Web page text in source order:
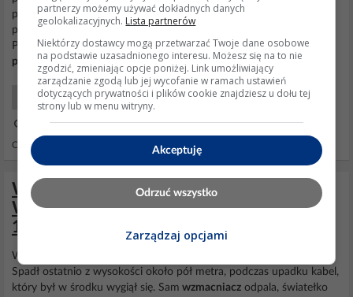
połozeniach przełączinka trójpozycyjnego... są może dwa trzy
pozycje, na których efekt nie
Pieca, Gitary, Zasilacza... co mogę zrobic aby "wyłaczyć" to
piszczenie... prosze o pomoc w załacznikach jest...
Projektowanie Układów
26 Lut 2007 14:51
Odpowiedzi: 3 Wyświetleń: 1873
Wzmacniacz gitarowy nie działa -
Wzmacniacz gitarowy j&d brothers ms-
10g nie
Witam, Mam problem ze
Spadł ostatnio z wysokości około pół metra, podczas upadku kabel,
który był w środku wygiął się. Sam wzmacniacz odpala, światełko
partnerzy możemy używać dokładnych danych
geolokalizacyjnych. Lista partnerów
Niektórzy dostawcy mogą przetwarzać Twoje dane osobowe
na podstawie uzasadnionego interesu. Możesz się na to nie
zgodzić, zmieniając opcje poniżej. Link umożliwiający
zarządzanie zgodą lub jej wycofanie w ramach ustawień
dotyczących prywatności i plików cookie znajdziesz u dołu tej
strony lub w menu witryny.
Akceptuję
Odrzuć wszystko
Zarządzaj opcjami